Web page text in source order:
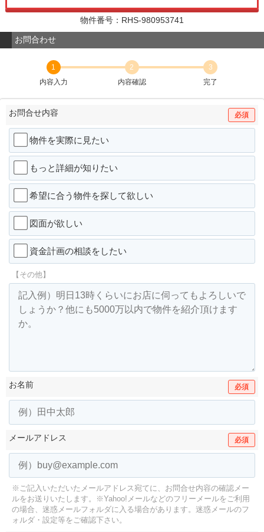
物件番号：RHS-980953741
お問合わせ
1
内容入力
2
内容確認
3
完了
お問合せ内容 必須
物件を実際に見たい
もっと詳細が知りたい
希望に合う物件を探して欲しい
図面が欲しい
資金計画の相談をしたい
【その他】
お名前 必須
メールアドレス 必須
※ご記入いただいたメールアドレス宛てに、お問合せ内容の確認メー
ルをお送りいたします。
※Yahoo!メールなどのフリーメールをご利用
の場合、迷惑メールフォルダに入る場合があります。 迷惑メールのフ
ォルダ・設定等をご確認下さい。